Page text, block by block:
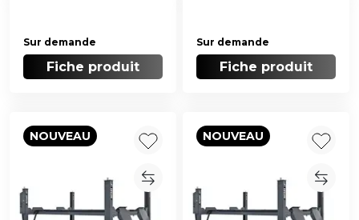
Sur demande
Fiche produit
Sur demande
Fiche produit
NOUVEAU NOUVEAU